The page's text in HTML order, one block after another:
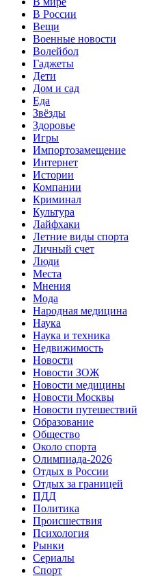
В России
Вещи
Военные новости
Волейбол
Гаджеты
Дети
Дом и сад
Еда
Звёзды
Здоровье
Игры
Импортозамещение
Интернет
Истории
Компании
Криминал
Культура
Лайфхаки
Летние виды спорта
Личный счет
Люди
Места
Мнения
Мода
Народная медицина
Наука
Наука и техника
Недвижимость
Новости
Новости ЗОЖ
Новости медицины
Новости Москвы
Новости путешествий
Образование
Общество
Около спорта
Олимпиада-2026
Отдых в России
Отдых за границей
ПДД
Политика
Происшествия
Психология
Рынки
Сериалы
Спорт